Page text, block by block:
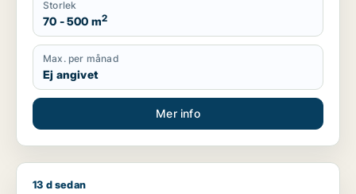
Storlek
70 - 500 m2
Max. per månad
Ej angivet
Mer info
Reino söker butik eller undervisning för uthyrning i Söderort
13 d sedan